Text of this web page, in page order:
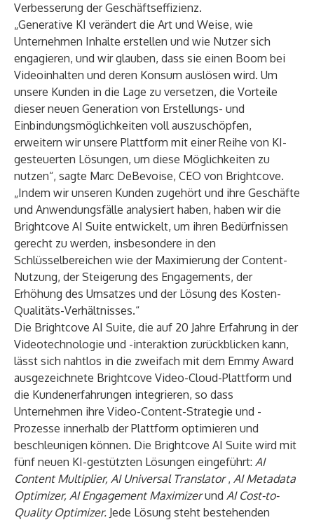
Verbesserung der Geschäftseffizienz.
„Generative KI verändert die Art und Weise, wie
Unternehmen Inhalte erstellen und wie Nutzer sich
engagieren, und wir glauben, dass sie einen Boom bei
Videoinhalten und deren Konsum auslösen wird. Um
unsere Kunden in die Lage zu versetzen, die Vorteile
dieser neuen Generation von Erstellungs- und
Einbindungsmöglichkeiten voll auszuschöpfen,
erweitern wir unsere Plattform mit einer Reihe von KI-
gesteuerten Lösungen, um diese Möglichkeiten zu
nutzen“, sagte Marc DeBevoise, CEO von Brightcove.
„Indem wir unseren Kunden zugehört und ihre Geschäfte
und Anwendungsfälle analysiert haben, haben wir die
Brightcove AI Suite entwickelt, um ihren Bedürfnissen
gerecht zu werden, insbesondere in den
Schlüsselbereichen wie der Maximierung der Content-
Nutzung, der Steigerung des Engagements, der
Erhöhung des Umsatzes und der Lösung des Kosten-
Qualitäts-Verhältnisses.“
Die Brightcove AI Suite, die auf 20 Jahre Erfahrung in der
Videotechnologie und -interaktion zurückblicken kann,
lässt sich nahtlos in die zweifach mit dem Emmy Award
ausgezeichnete Brightcove Video-Cloud-Plattform und
die Kundenerfahrungen integrieren, so dass
Unternehmen ihre Video-Content-Strategie und -
Prozesse innerhalb der Plattform optimieren und
beschleunigen können. Die Brightcove AI Suite wird mit
fünf neuen KI-gestützten Lösungen eingeführt: AI
Content Multiplier, AI Universal Translator, AI Metadata
Optimizer, AI Engagement Maximizerund AI Cost-to-
Quality Optimizer. Jede Lösung steht bestehenden